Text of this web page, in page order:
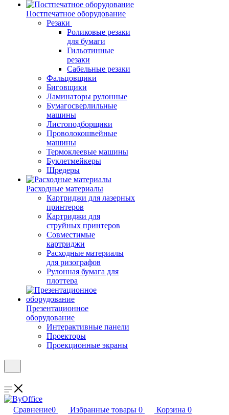
Постпечатное оборудование
Резаки
Роликовые резаки
для бумаги
Гильотинные
резаки
Сабельные резаки
Фальцовщики
Биговщики
Ламинаторы рулонные
Бумагосверлильные
машины
Листоподборщики
Проволокошвейные
машины
Термоклеевые машины
Буклетмейкеры
Шредеры
Расходные материалы
Картриджи для лазерных
принтеров
Картриджи для
струйных принтеров
Совместимые
картриджи
Расходные материалы
для ризографов
Рулонная бумага для
плоттера
Презентационное
оборудование
Интерактивные панели
Проекторы
Проекционные экраны
Сравнение0 Избранные товары 0 Корзина 0